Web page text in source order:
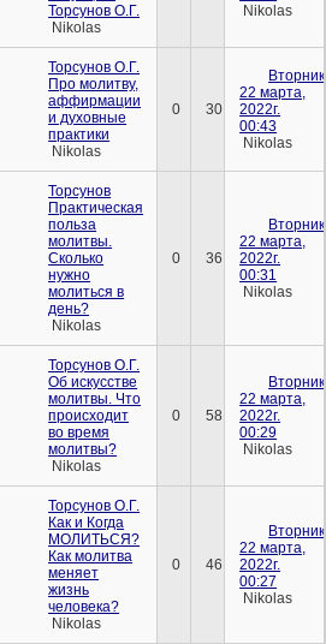
Торсунов О.Г.
Nikolas
Nikolas
Торсунов О.Г.
Про молитву,
аффирмации
и духовные
практики
Nikolas
0 30
22 марта,
2022г.
00:43
Nikolas
Торсунов
Практическая
польза
молитвы.
Сколько
нужно
молиться в
день?
Nikolas
0 36
22 марта,
2022г.
00:31
Nikolas
Торсунов О.Г.
Об искусстве
молитвы. Что
происходит
во время
молитвы?
Nikolas
0 58
22 марта,
2022г.
00:29
Nikolas
Торсунов О.Г.
Как и Когда
МОЛИТЬСЯ?
Как молитва
меняет
жизнь
человека?
Nikolas
0 46
22 марта,
2022г.
00:27
Nikolas